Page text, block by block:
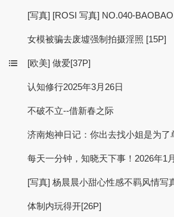
[写真] [ROSI 写真] NO.040-
女模被骗去废墟强制拍摄淫照 [15P]
[欧美] 做爱[37P]
认知修行2025年3月26日
不破不立--借新春之际
济南炮神日记：你出去找小姐是为了
每天一分钟，知晓天下事！2026年1
[写真] 杨晨晨小甜心性感不羁风情写
体制内玩得开[26P]